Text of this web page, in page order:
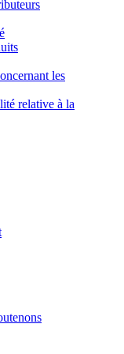
les
relative à la